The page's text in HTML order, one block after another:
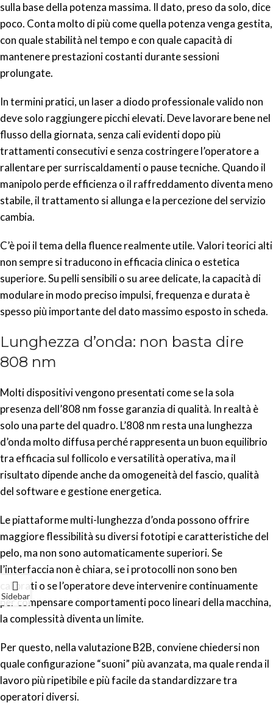
sulla base della potenza massima. Il dato, preso da solo, dice
poco. Conta molto di più come quella potenza venga gestita,
con quale stabilità nel tempo e con quale capacità di
mantenere prestazioni costanti durante sessioni
prolungate.
In termini pratici, un laser a diodo professionale valido non
deve solo raggiungere picchi elevati. Deve lavorare bene nel
flusso della giornata, senza cali evidenti dopo più
trattamenti consecutivi e senza costringere l’operatore a
rallentare per surriscaldamenti o pause tecniche. Quando il
manipolo perde efficienza o il raffreddamento diventa meno
stabile, il trattamento si allunga e la percezione del servizio
cambia.
C’è poi il tema della fluence realmente utile. Valori teorici alti
non sempre si traducono in efficacia clinica o estetica
superiore. Su pelli sensibili o su aree delicate, la capacità di
modulare in modo preciso impulsi, frequenza e durata è
spesso più importante del dato massimo esposto in scheda.
Lunghezza d’onda: non basta dire
808 nm
Molti dispositivi vengono presentati come se la sola
presenza dell’808 nm fosse garanzia di qualità. In realtà è
solo una parte del quadro. L’808 nm resta una lunghezza
d’onda molto diffusa perché rappresenta un buon equilibrio
tra efficacia sul follicolo e versatilità operativa, ma il
risultato dipende anche da omogeneità del fascio, qualità
del software e gestione energetica.
Le piattaforme multi-lunghezza d’onda possono offrire
maggiore flessibilità su diversi fototipi e caratteristiche del
pelo, ma non sono automaticamente superiori. Se
l’interfaccia non è chiara, se i protocolli non sono ben
calibrati o se l’operatore deve intervenire continuamente
per compensare comportamenti poco lineari della macchina,
la complessità diventa un limite.
Per questo, nella valutazione B2B, conviene chiedersi non
quale configurazione “suoni” più avanzata, ma quale renda il
lavoro più ripetibile e più facile da standardizzare tra
operatori diversi.
Sidebar